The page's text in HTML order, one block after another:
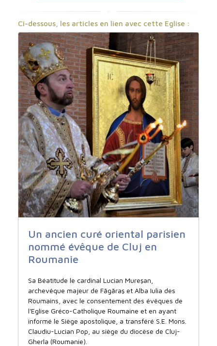
Ci-dessous, les articles en lien avec cette Eglise :
Un ancien curé oriental parisien
nommé évêque de Cluj en
Roumanie
Sa Béatitude le cardinal Lucian Mureşan,
archevêque majeur de Făgăraş et Alba Iulia des
Roumains, avec le consentement des évêques de
l'Eglise Gréco-Catholique Roumaine et en ayant
informé le Siège apostolique, a transféré S.E. Mons.
Claudiu-Lucian Pop, au siège du diocèse de Cluj-
Gherla (Roumanie).